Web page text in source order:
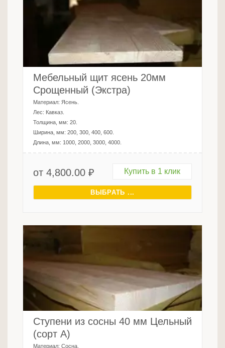
Мебельный щит ясень 20мм
Срощенный (Экстра)
Материал: Ясень
Лес: Кавказ
Толщина, мм: 20
Ширина, мм: 200, 300, 400, 600
Длина, мм: 1000, 2000, 3000, 4000
от 4,800.00 ₽ Купить в 1 клик
ВЫБРАТЬ ...
Ступени из сосны 40 мм Цельный
(сорт А)
Материал: Сосна